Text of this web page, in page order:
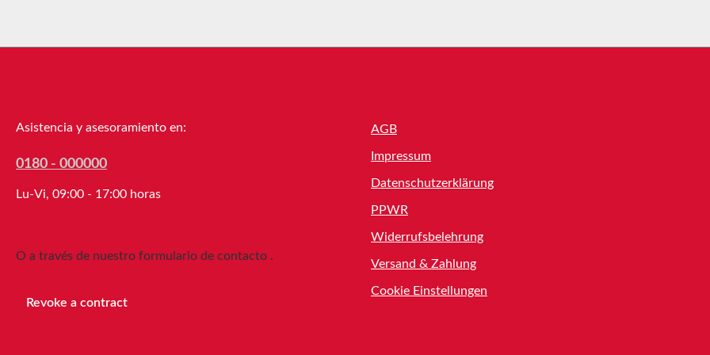
Asistencia y asesoramiento en:
0180 - 000000
Lu-Vi, 09:00 - 17:00 horas
O a través de nuestro formulario de contacto .
Revoke a contract
AGB
Impressum
Datenschutzerklärung
PPWR
Widerrufsbelehrung
Versand & Zahlung
Cookie Einstellungen